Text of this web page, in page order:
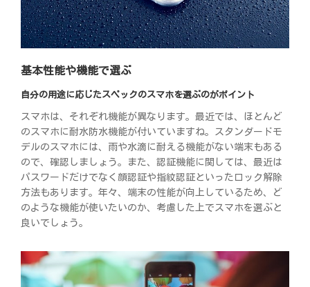
基本性能や機能で選ぶ
自分の用途に応じたスペックのスマホを選ぶのがポイント
スマホは、それぞれ機能が異なります。最近では、ほとんど
のスマホに耐水防水機能が付いていますね。スタンダードモ
デルのスマホには、雨や水滴に耐える機能がない端末もある
ので、確認しましょう。また、認証機能に関しては、最近は
パスワードだけでなく顔認証や指紋認証といったロック解除
方法もあります。年々、端末の性能が向上しているため、ど
のような機能が使いたいのか、考慮した上でスマホを選ぶと
良いでしょう。